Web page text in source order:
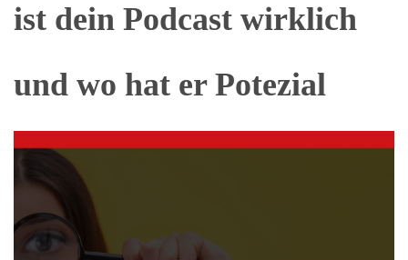
ist dein Podcast wirklich
und wo hat er Potezial